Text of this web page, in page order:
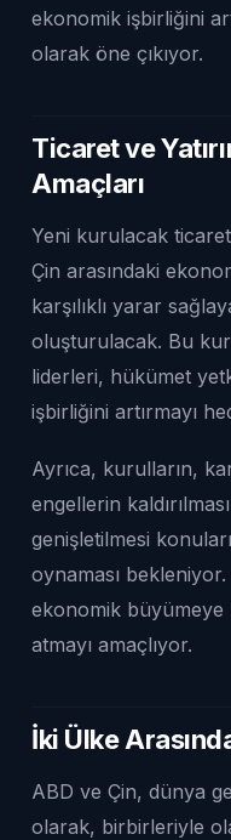
ekonomik işbirliğini
olarak öne çıkıyor.
Ticaret ve
Amaçları
Yeni kurulacak
Çin arasındaki
karşılıklı yarar
oluşturulacak. Bu
liderleri, hükümet
işbirliğini artırmayı
Ayrıca, kurulların,
engellerin
genişletilmesi
oynaması
ekonomik büyümeye
atmayı amaçlıyor.
İki Ülke
ABD ve Çin, dünya
olarak, birbirleriyle